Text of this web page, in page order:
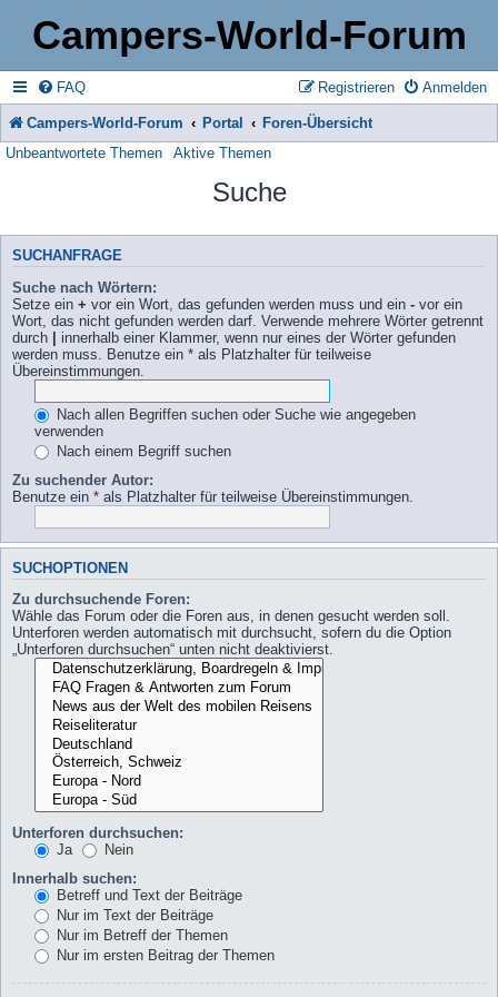
Campers-World-Forum
FAQ Anmelden
Registrieren
Campers-World-Forum Portal
Foren-Übersicht
Unbeantwortete Themen
Aktive Themen
Suche
SUCHANFRAGE
Suche nach Wörtern:
Setze ein + vor ein Wort, das gefunden werden muss und ein - vor ein
Wort, das nicht gefunden werden darf. Verwende mehrere Wörter getrennt
durch | innerhalb einer Klammer, wenn nur eines der Wörter gefunden
werden muss. Benutze ein * als Platzhalter für teilweise
Übereinstimmungen.
Nach allen Begriffen suchen oder Suche wie angegeben
verwenden
Nach einem Begriff suchen
Zu suchender Autor:
Benutze ein * als Platzhalter für teilweise Übereinstimmungen.
SUCHOPTIONEN
Zu durchsuchende Foren:
Wähle das Forum oder die Foren aus, in denen gesucht werden soll.
Unterforen werden automatisch mit durchsucht, sofern du die Option
„Unterforen durchsuchen“ unten nicht deaktivierst.
Unterforen durchsuchen:
Ja
Nein
Innerhalb suchen:
Betreff und Text der Beiträge
Nur im Text der Beiträge
Nur im Betreff der Themen
Nur im ersten Beitrag der Themen